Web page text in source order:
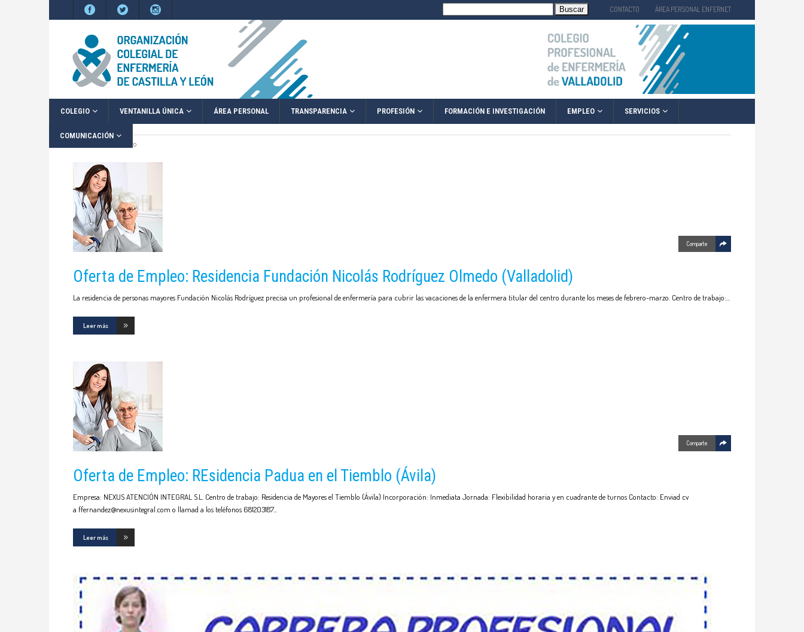
CONTACTO ÁREA PERSONAL ENFERNET
COLEGIO VENTANILLA ÚNICA ÁREA PERSONAL TRANSPARENCIA PROFESIÓN FORMACIÓN E INVESTIGACIÓN EMPLEO SERVICIOS
COMUNICACIÓN
enero
Comparte
Oferta de Empleo: Residencia Fundación Nicolás Rodríguez Olmedo (Valladolid)
La residencia de personas mayores Fundación Nicolás Rodríguez precisa un profesional de enfermería para cubrir las vacaciones de la enfermera titular del centro durante los meses de febrero-marzo. Centro de trabajo:
Leer más
Comparte
Oferta de Empleo: REsidencia Padua en el Tiemblo (Ávila)
Empresa: NEXUS ATENCIÓN INTEGRAL S.L. Centro de trabajo: Residencia de Mayores el Tiemblo (Ávila) Incorporación: Inmediata Jornada: Flexibilidad horaria y en cuadrante de turnos Contacto: Enviad cv
a ffernandez@nexusintegral.com o llamad a los teléfonos 681203187
Leer más